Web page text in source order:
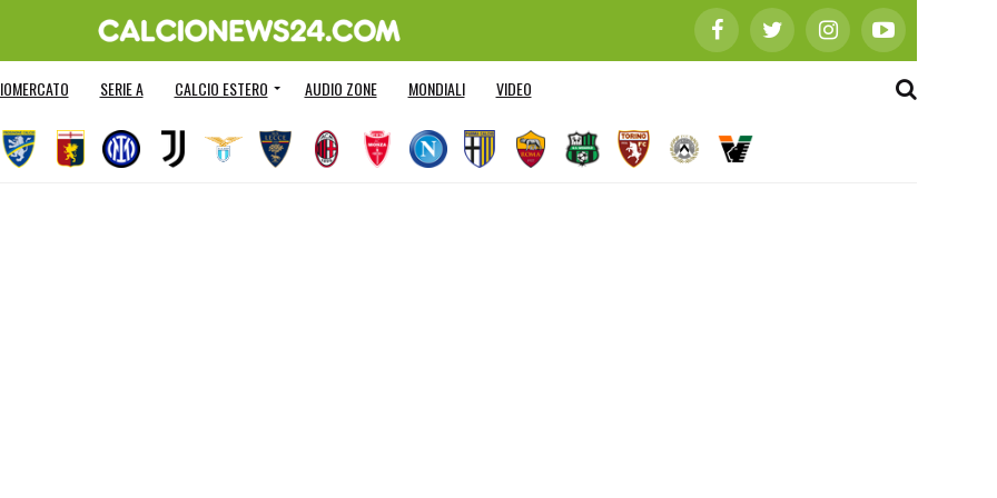
SERIE A CALCIO ESTERO AUDIO ZONE MONDIALI VIDEO